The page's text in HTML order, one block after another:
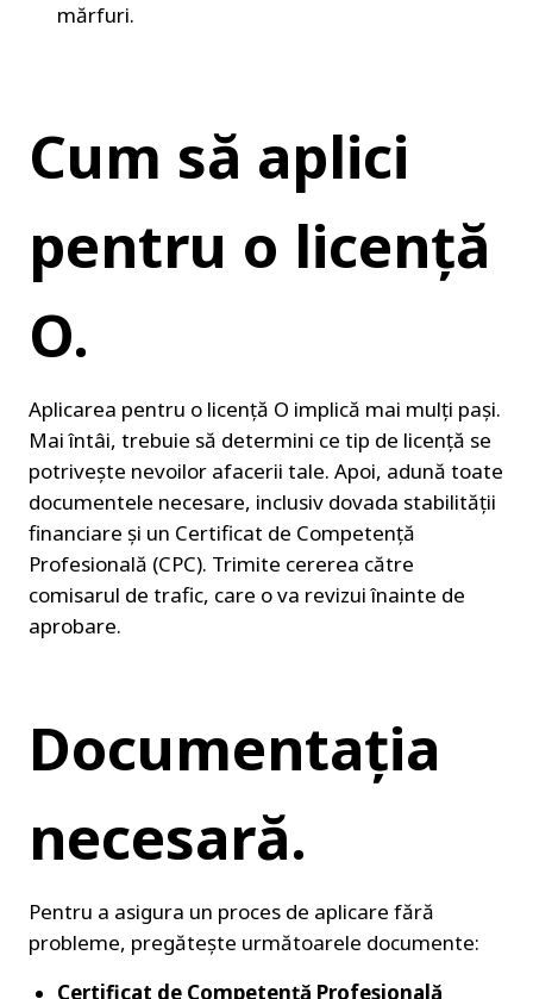
mărfuri.
Cum să aplici
pentru o licență
O.
Aplicarea pentru o licență O implică mai mulți pași.
Mai întâi, trebuie să determini ce tip de licență se
potrivește nevoilor afacerii tale. Apoi, adună toate
documentele necesare, inclusiv dovada stabilității
financiare și un Certificat de Competență
Profesională (CPC). Trimite cererea către
comisarul de trafic, care o va revizui înainte de
aprobare.
Documentația
necesară.
Pentru a asigura un proces de aplicare fără
probleme, pregătește următoarele documente:
Certificat de Competență Profesională